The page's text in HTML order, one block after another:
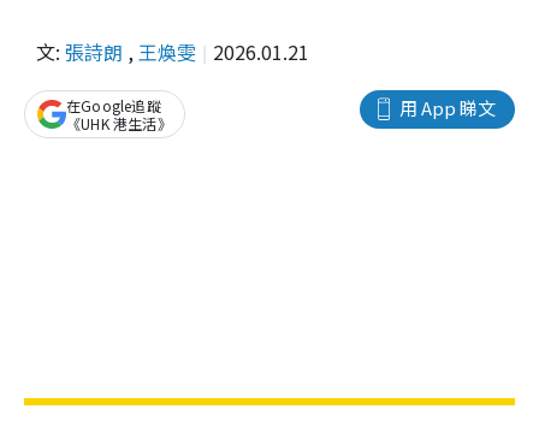
文: 張詩朗 ,王煥雯 2026.01.21
用 App 睇文
在Google追蹤
《UHK 港生活》